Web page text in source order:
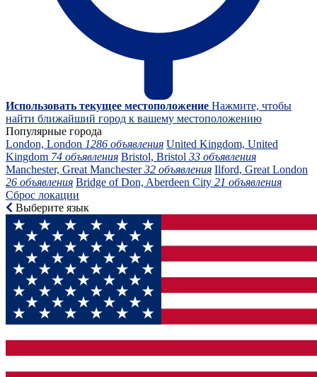
Использовать текущее местоположение Нажмите, чтобы
найти ближайший город к вашему местоположению
Популярные города
London, London 1286 объявления United Kingdom, United
Kingdom 74 объявления Bristol, Bristol 33 объявления
Manchester, Great Manchester32 объявления Ilford, Great London
26 объявления Bridge of Don, Aberdeen City 21 объявления
Сброс локации
Выберите язык